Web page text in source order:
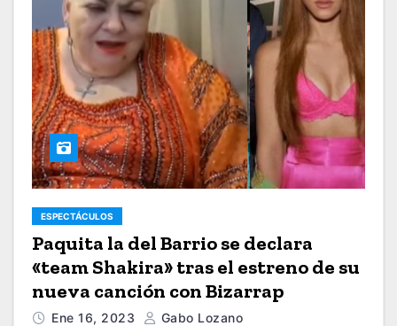
ESPECTÁCULOS
Paquita la del Barrio se declara
«team Shakira» tras el estreno de su
nueva canción con Bizarrap
Ene 16, 2023 Gabo Lozano